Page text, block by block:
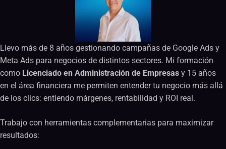
Llevo más de 8 años gestionando campañas de Google Ads y
Meta Ads para negocios de distintos sectores. Mi formación
como Licenciado en Administración de Empresas y 15 años
en el área financiera me permiten entender tu negocio más allá
de los clics: entiendo márgenes, rentabilidad y ROI real.
Trabajo con herramientas complementarias para maximizar
resultados: